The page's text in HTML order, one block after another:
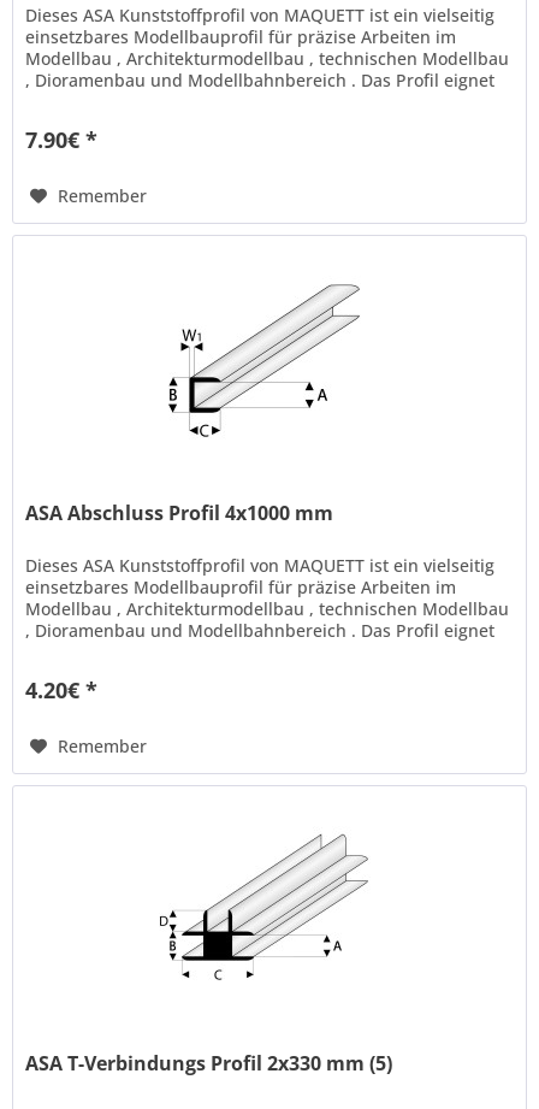
Dieses ASA Kunststoffprofil von MAQUETT ist ein vielseitig
einsetzbares Modellbauprofil für präzise Arbeiten im
Modellbau , Architekturmodellbau , technischen Modellbau
, Dioramenbau und Modellbahnbereich . Das Profil eignet
7.90€ *
Remember
ASA Abschluss Profil 4x1000 mm
Dieses ASA Kunststoffprofil von MAQUETT ist ein vielseitig
einsetzbares Modellbauprofil für präzise Arbeiten im
Modellbau , Architekturmodellbau , technischen Modellbau
, Dioramenbau und Modellbahnbereich . Das Profil eignet
4.20€ *
Remember
ASA T-Verbindungs Profil 2x330 mm (5)